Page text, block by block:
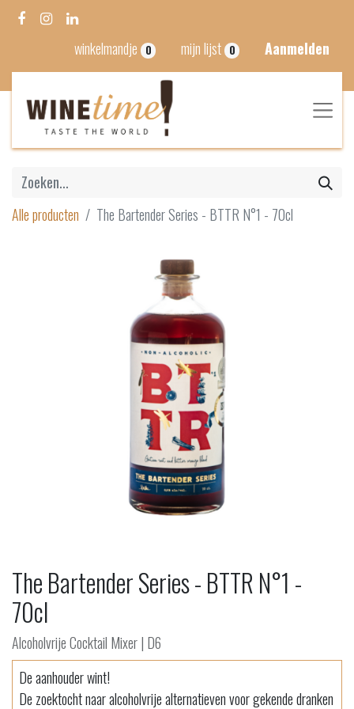
winkelmandje 0 mijn lijst 0 Aanmelden
Alle producten The Bartender Series - BTTR N°1 - 70cl
The Bartender Series - BTTR N°1 -
70cl
Alcoholvrije Cocktail Mixer | D6
De aanhouder wint!
De zoektocht naar alcoholvrije alternatieven voor gekende dranken